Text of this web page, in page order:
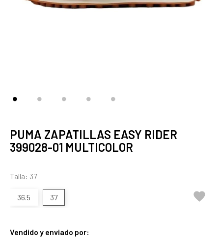
PUMA ZAPATILLAS EASY RIDER
399028-01 MULTICOLOR
Talla: 37
36.5 37 
Vendido y enviado por: